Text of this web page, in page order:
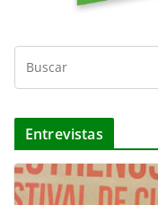
Entrevistas